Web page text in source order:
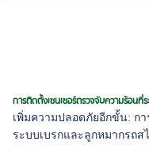
การติดตั้งเซนเซอร์ตรวจจับความร้อนที่
เพิ่มความปลอดภัยอีกขั้น: ก
ระบบเบรกและลูกหมากรถส